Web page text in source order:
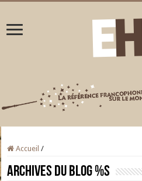
Accueil /
Archives du blog%s